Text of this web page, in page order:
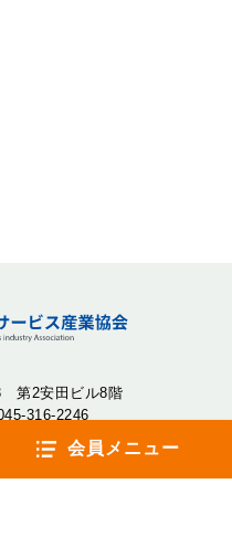
第2安田ビル8階
316-2246
情協・しんじょうきょ
会員メニュー